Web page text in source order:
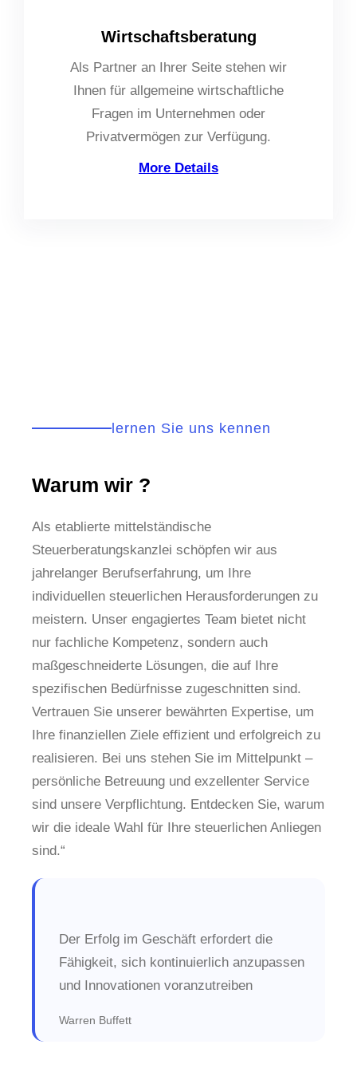
Wirtschaftsberatung
Als Partner an Ihrer Seite stehen wir
Ihnen für allgemeine wirtschaftliche
Fragen im Unternehmen oder
Privatvermögen zur Verfügung.
More Details
lernen Sie uns kennen
Warum wir ?
Als etablierte mittelständische
Steuerberatungskanzlei schöpfen wir aus
jahrelanger Berufserfahrung, um Ihre
individuellen steuerlichen Herausforderungen zu
meistern. Unser engagiertes Team bietet nicht
nur fachliche Kompetenz, sondern auch
maßgeschneiderte Lösungen, die auf Ihre
spezifischen Bedürfnisse zugeschnitten sind.
Vertrauen Sie unserer bewährten Expertise, um
Ihre finanziellen Ziele effizient und erfolgreich zu
realisieren. Bei uns stehen Sie im Mittelpunkt –
persönliche Betreuung und exzellenter Service
sind unsere Verpflichtung. Entdecken Sie, warum
wir die ideale Wahl für Ihre steuerlichen Anliegen
sind.“
Der Erfolg im Geschäft erfordert die
Fähigkeit, sich kontinuierlich anzupassen
und Innovationen voranzutreiben
Warren Buffett